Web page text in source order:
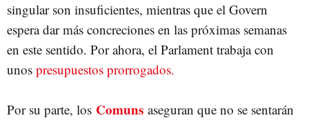
singular son insuficientes, mientras que el Govern
espera dar más concreciones en las próximas semanas
en este sentido. Por ahora, el Parlament trabaja con
unos presupuestos prorrogados.
Por su parte, los Comuns aseguran que no se sentarán